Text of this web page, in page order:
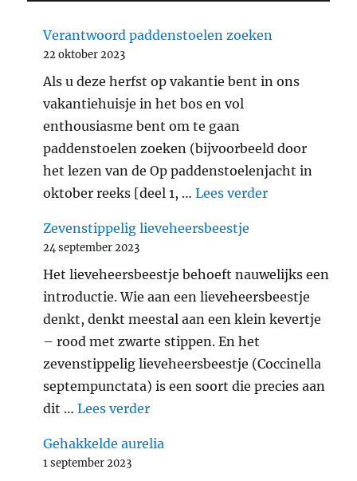
Verantwoord paddenstoelen zoeken
22 oktober 2023
Als u deze herfst op vakantie bent in ons
vakantiehuisje in het bos en vol
enthousiasme bent om te gaan
paddenstoelen zoeken (bijvoorbeeld door
het lezen van de Op paddenstoelenjacht in
oktober reeks [deel 1, …Lees verder
Zevenstippelig lieveheersbeestje
24 september 2023
Het lieveheersbeestje behoeft nauwelijks een
introductie. Wie aan een lieveheersbeestje
denkt, denkt meestal aan een klein kevertje
– rood met zwarte stippen. En het
zevenstippelig lieveheersbeestje (Coccinella
septempunctata) is een soort die precies aan
dit …Lees verder"Zevenstippelig
Gehakkelde aurelia
1 september 2023